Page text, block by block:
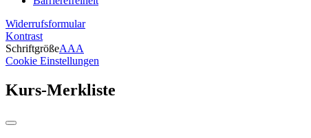
Widerrufsformular
Kontrast
SchriftgrößeAAA
Cookie Einstellungen
Kurs-Merkliste